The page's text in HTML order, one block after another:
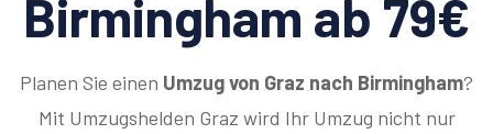
Birmingham ab 79€
Planen Sie einen Umzug von Graz nach Birmingham?
Mit Umzugshelden Graz wird Ihr Umzug nicht nur